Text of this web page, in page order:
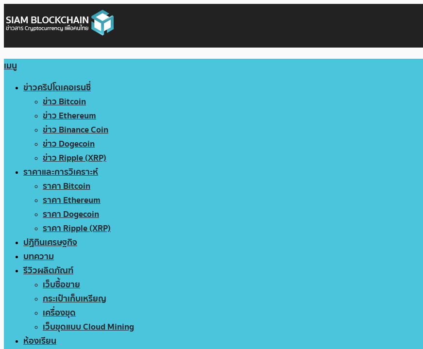
เมนู
ข่าวคริปโตเคอเรนซี่
ข่าว Bitcoin
ข่าว Ethereum
ข่าว Binance Coin
ข่าว Dogecoin
ข่าว Ripple (XRP)
ราคาและการวิเคราะห์
ราคา Bitcoin
ราคา Ethereum
ราคา Dogecoin
ราคา Ripple (XRP)
ปฏิทินเศรษฐกิจ
บทความ
รีวิวผลิตภัณฑ์
เว็บซื้อขาย
กระเป๋าเก็บเหรียญ
เครื่องขุด
เว็บขุดแบบ Cloud Mining
ห้องเรียน